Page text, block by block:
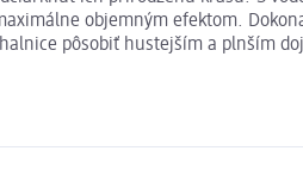
objemným efektom.
pôsobiť hustejším a plnším